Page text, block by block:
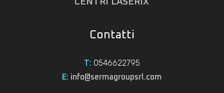
CENTRI LASERIX
Contatti
T: 0546622795
E: info@sermagroupsrl.com